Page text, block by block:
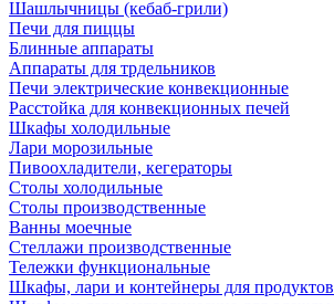
Шашлычницы (кебаб-грили)
Печи для пиццы
Блинные аппараты
Аппараты для трдельников
Печи электрические конвекционные
Расстойка для конвекционных печей
Шкафы холодильные
Лари морозильные
Пивоохладители, кегераторы
Столы холодильные
Столы производственные
Ванны моечные
Стеллажи производственные
Тележки функциональные
Шкафы, лари и контейнеры для продуктов